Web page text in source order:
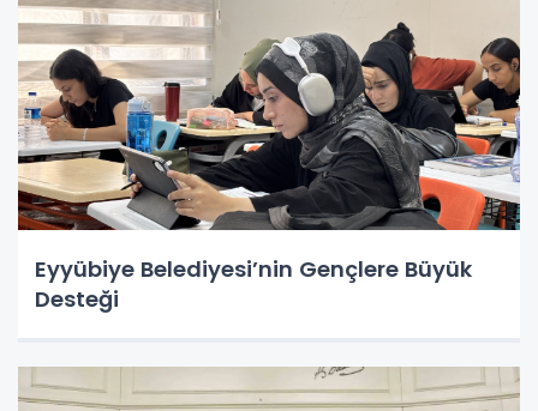
Eyyübiye Belediyesi’nin Gençlere Büyük
Desteği